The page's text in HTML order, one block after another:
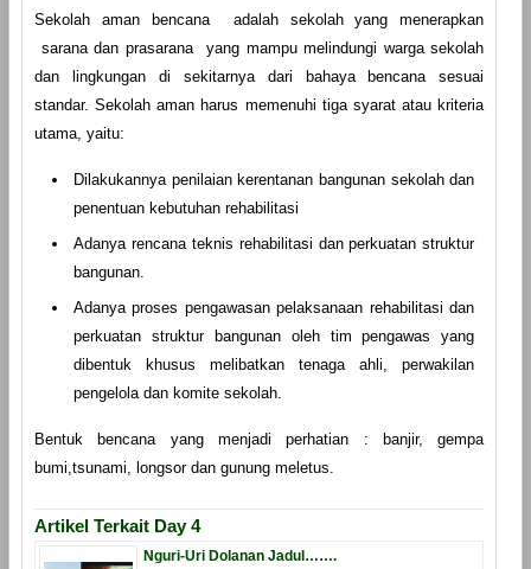
Sekolah aman bencana adalah sekolah yang menerapkan
sarana dan prasarana yang mampu melindungi warga sekolah
dan lingkungan di sekitarnya dari bahaya bencana sesuai
standar. Sekolah aman harus memenuhi tiga syarat atau kriteria
utama, yaitu:
Dilakukannya penilaian kerentanan bangunan sekolah dan
penentuan kebutuhan rehabilitasi
Adanya rencana teknis rehabilitasi dan perkuatan struktur
bangunan.
Adanya proses pengawasan pelaksanaan rehabilitasi dan
perkuatan struktur bangunan oleh tim pengawas yang
dibentuk khusus melibatkan tenaga ahli, perwakilan
pengelola dan komite sekolah.
Bentuk bencana yang menjadi perhatian : banjir, gempa
bumi,tsunami, longsor dan gunung meletus.
Artikel Terkait Day 4
Nguri-Uri Dolanan Jadul…….